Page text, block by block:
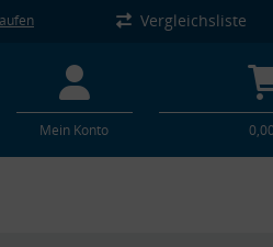
Vergleichsliste
Mein Konto